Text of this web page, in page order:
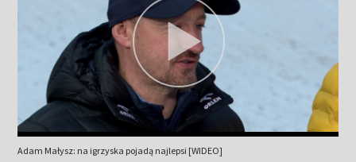
Adam Małysz: na igrzyska pojadą najlepsi [WIDEO]